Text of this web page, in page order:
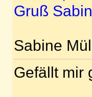
Gruß
Sabine
Gefällt mir